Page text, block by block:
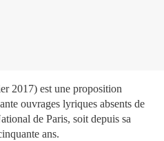
2017) est une proposition
ouvrages lyriques absents de
de Paris, soit depuis sa
ans.